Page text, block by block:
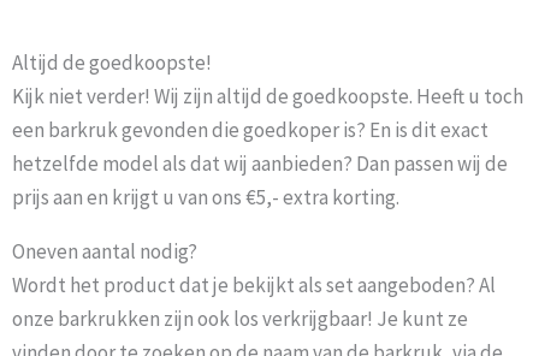
Altijd de goedkoopste!
Kijk niet verder! Wij zijn altijd de goedkoopste. Heeft u toch
een barkruk gevonden die goedkoper is? En is dit exact
hetzelfde model als dat wij aanbieden? Dan passen wij de
prijs aan en krijgt u van ons €5,- extra korting.
Oneven aantal nodig?
Wordt het product dat je bekijkt als set aangeboden? Al
onze barkrukken zijn ook los verkrijgbaar! Je kunt ze